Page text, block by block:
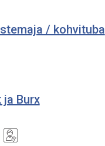
/ kohvituba
ja Burx